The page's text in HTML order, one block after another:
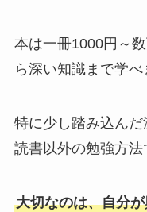
本は一冊1000円～
ら深い知識まで学べ
特に少し踏み込んだ
読書以外の勉強方法
大切なのは、自分